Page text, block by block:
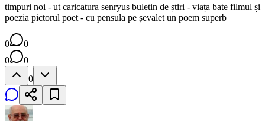
timpuri noi - ut caricatura senryus buletin de știri - viața bate filmul și
poezia pictorul poet - cu pensula pe șevalet un poem superb
0
0
0
0
0